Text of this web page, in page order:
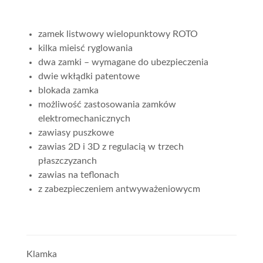
zamek listwowy wielopunktowy ROTO
kilka mieisć ryglowania
dwa zamki – wymagane do ubezpieczenia
dwie wkłądki patentowe
blokada zamka
możliwość zastosowania zamków
elektromechanicznych
zawiasy puszkowe
zawias 2D i 3D z regulacią w trzech
płaszczyzanch
zawias na teflonach
z zabezpieczeniem antwyważeniowycm
Klamka